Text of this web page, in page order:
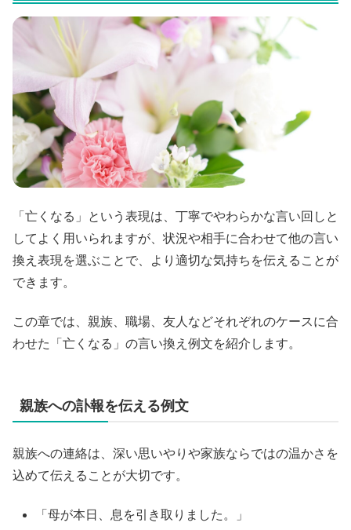
「亡くなる」という表現は、丁寧でやわらかな言い回しと
してよく用いられますが、状況や相手に合わせて他の言い
換え表現を選ぶことで、より適切な気持ちを伝えることが
できます。
この章では、親族、職場、友人などそれぞれのケースに合
わせた「亡くなる」の言い換え例文を紹介します。
親族への訃報を伝える例文
親族への連絡は、深い思いやりや家族ならではの温かさを
込めて伝えることが大切です。
「母が本日、息を引き取りました。」